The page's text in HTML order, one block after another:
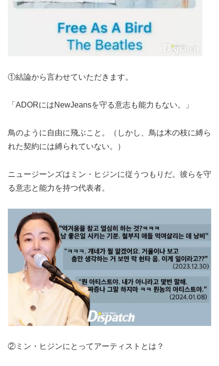
①結論から言わせていただきます。
「ADORにはNewJeansを守る意志も能力もない。」
鳥のように自由に飛ぶこと。（しかし、鳥は木の枝に縛ら
れた契約には縛られていない。）
ニュージーンズはミン・ヒジンに従うつもりだ。彼らを守
る意志と能力を持つ代表者。
②ミン・ヒジンにとってアーティストとは？